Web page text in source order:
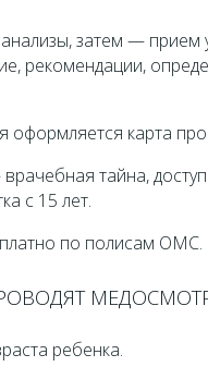
затем — прием
рекомендации,
оформляется карта
тайна,
с 15 лет.
по полисам ОМС.
ребенка.